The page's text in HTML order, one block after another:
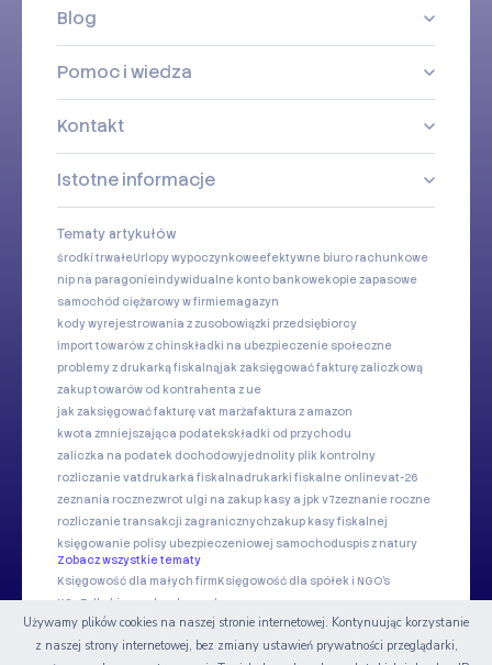
Blog
Pomoc i wiedza
Kontakt
Istotne informacje
Tematy artykułów
środki trwałeUrlopy wypoczynkoweefektywne biuro rachunkowe
nip na paragonieindywidualne konto bankowekopie zapasowe
samochód ciężarowy w firmiemagazyn
kody wyrejestrowania z zusobowiązki przedsiębiorcy
import towarów z chinskładki na ubezpieczenie społeczne
problemy z drukarką fiskalnąjak zaksięgować fakturę zaliczkową
zakup towarów od kontrahenta z ue
jak zaksięgować fakturę vat marżafaktura z amazon
kwota zmniejszająca podatekskładki od przychodu
zaliczka na podatek dochodowyjednolity plik kontrolny
rozliczanie vatdrukarka fiskalnadrukarki fiskalne onlinevat-26
zeznania rocznezwrot ulgi na zakup kasy a jpk v7zeznanie roczne
rozliczanie transakcji zagranicznychzakup kasy fiskalnej
księgowanie polisy ubezpieczeniowej samochoduspis z natury
Zobacz wszystkie tematy
Księgowość dla małych firmKsięgowość dla spółek i NGO's
KSeF dla biur rachunkowych
Nasze serwisy
Używamy plików cookies na naszej stronie internetowej. Kontynuując korzystanie
z naszej strony internetowej, bez zmiany ustawień prywatności przeglądarki,